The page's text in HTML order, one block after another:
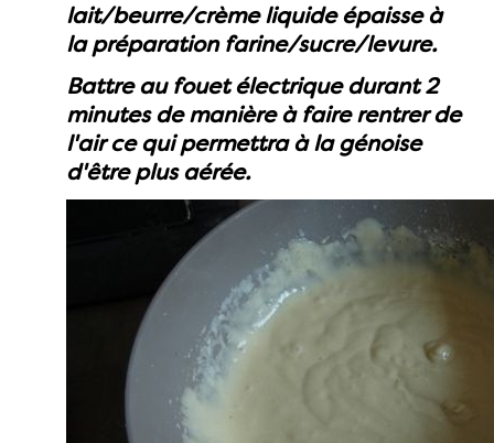
lait/beurre/crème liquide épaisse à
la préparation farine/sucre/levure.
Battre au fouet électrique durant 2
minutes de manière à faire rentrer de
l'air ce qui permettra à la génoise
d'être plus aérée.